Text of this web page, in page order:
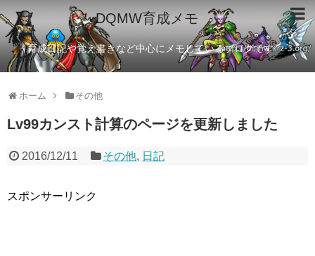
DQMW育成メモ
育成日記や覚え書きなど中心にメモしているブログです
ホーム その他
Lv99カンスト計算のページを更新しました
2016/12/11 その他, 日記
スポンサーリンク